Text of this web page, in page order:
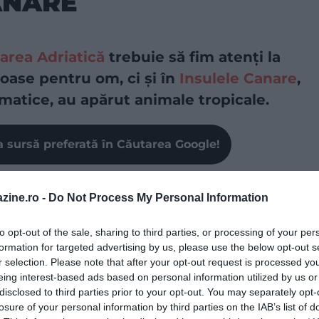
- Do Not Process My Personal Information
opt-out of the sale, sharing to third parties, or processing of your
for targeted advertising by us, please use the below opt-out
selection. Please note that after your opt-out request is processed
interest-based ads based on personal information utilized by us
to third parties prior to your opt-out. You may separately
of your personal information by third parties on the IAB’s list of
Adriatică trebuie să fim atenți la
pentru om, ci și în Insulele Canare,
au apărut animale tropicale.
sursă preferată în Căutarea Google!
turistice ale Arhipelagului Canare, a devenit recent
de periculoase. Mai multe exemplare ale
albastru”, au fost descoperite pe plaja
în zonă pentru siguranța publică.Această
aproape mitologic, este un molusc marin din
pelagic – care trăiește în mod obișnuit în oceanele
schimbările climatice și curenții marini neobișnuiți
coaste mai accesibile turiștilor.